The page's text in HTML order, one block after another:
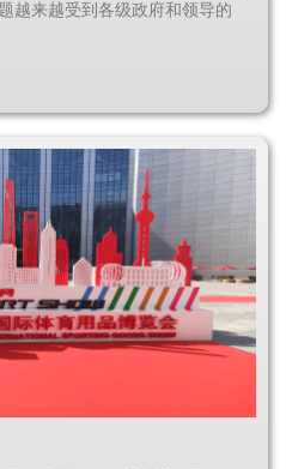
越来越受到各级政府和领导的